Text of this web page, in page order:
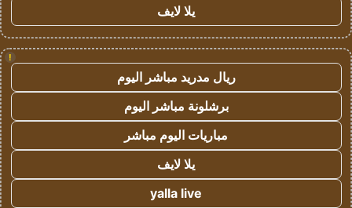
يلا لايف
!
ريال مدريد مباشر اليوم
برشلونة مباشر اليوم
مباريات اليوم مباشر
يلا لايف
yalla live